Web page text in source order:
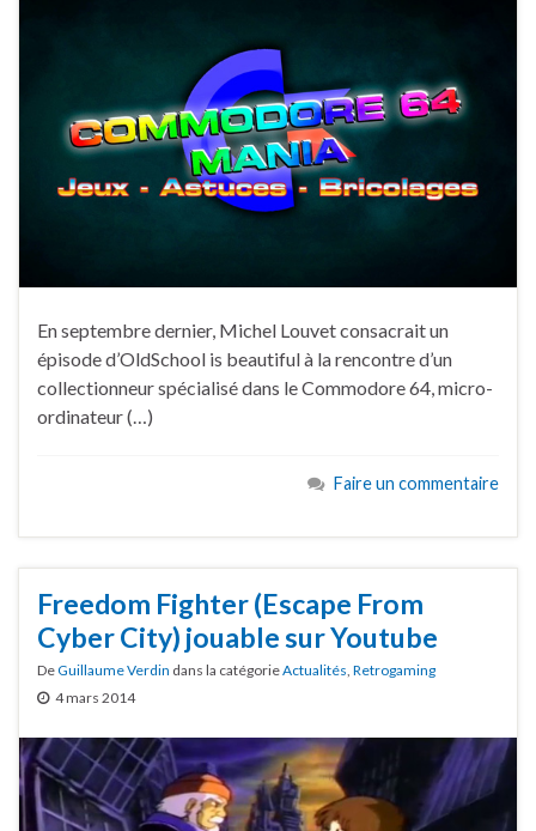
En septembre dernier, Michel Louvet consacrait un
épisode d’OldSchool is beautiful à la rencontre d’un
collectionneur spécialisé dans le Commodore 64, micro-
ordinateur (…)
Faire un commentaire
Freedom Fighter (Escape From
Cyber City) jouable sur Youtube
DeGuillaume Verdin dans la catégorieActualités, Retrogaming
4 mars 2014